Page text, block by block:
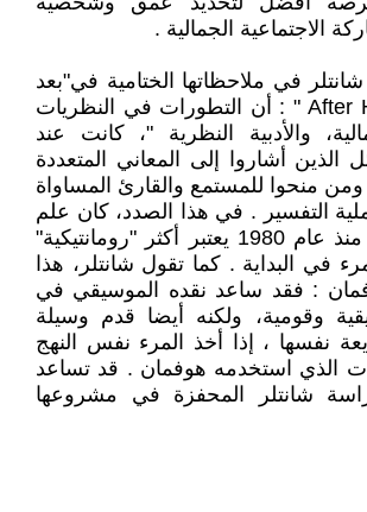
الاجتماعية الجمالية .
في ملاحظاتها الختامية في"بعد
هوفمانAfter Hoffmann " : أن التطورات في النظريات
والأدبية النظرية "، كانت عند
الذين أشاروا إلى المعاني المتعددة
ومن منحوا للمستمع والقارئ المساواة
التفسير . في هذا الصدد، كان علم
الموسيقى الجديد منذ عام 1980 يعتبر أكثر "رومانتيكية"
في البداية . كما تقول شانتلر، هذا
: فقد ساعد نقده الموسيقي في
وقومية، ولكنه أيضا قدم وسيلة
نفسها ، إذا أخذ المرء نفس النهج
الذي استخدمه هوفمان . قد تساعد
شانتلر المحفزة في مشروعها